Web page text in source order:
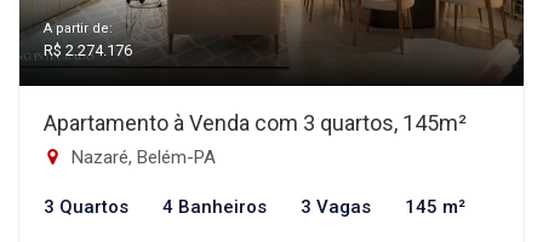
A partir de:
R$ 2.274.176
Apartamento à Venda com 3 quartos, 145m²
Nazaré, Belém-PA
3 Quartos 4 Banheiros 3 Vagas 145 m²